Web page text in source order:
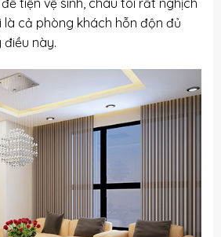
là cả phòng khách hỗn độn đủ
điều này.